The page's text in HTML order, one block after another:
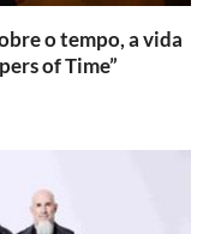
o tempo, a vida
of Time”